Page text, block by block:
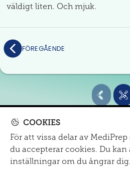
väldigt liten. Och mjuk.
FÖREGÅENDE
MITT
Om oss|mail@mediprep.se|
COOKIES
För att vissa delar av
du accepterar cookies. Du
inställningar om du ångrar dig.